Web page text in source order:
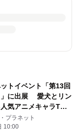
トイベント「第13回
」に出展 愛犬とリン
気アニメキャラTシ
プラネット
10:00